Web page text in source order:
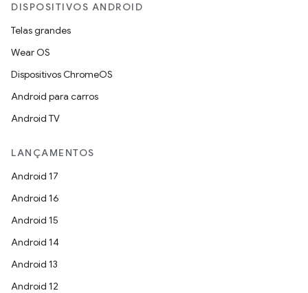
DISPOSITIVOS ANDROID
Telas grandes
Wear OS
Dispositivos ChromeOS
Android para carros
Android TV
LANÇAMENTOS
Android 17
Android 16
Android 15
Android 14
Android 13
Android 12